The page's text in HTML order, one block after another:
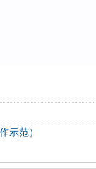
示范）